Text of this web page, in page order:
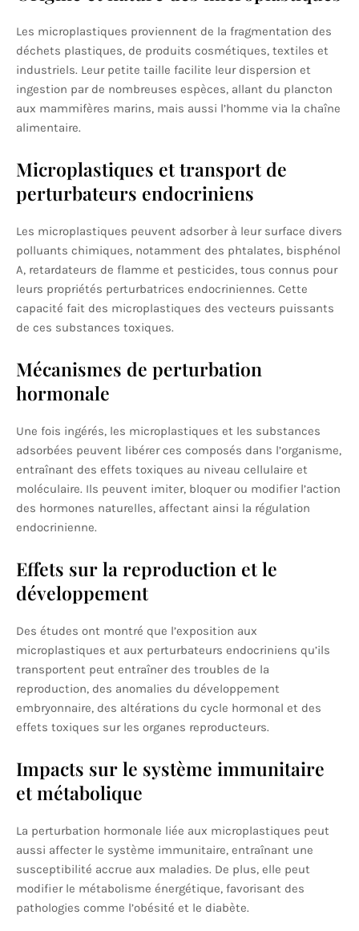
Les microplastiques proviennent de la fragmentation des
déchets plastiques, de produits cosmétiques, textiles et
industriels. Leur petite taille facilite leur dispersion et
ingestion par de nombreuses espèces, allant du plancton
aux mammifères marins, mais aussi l’homme via la chaîne
alimentaire.
Microplastiques et transport de
perturbateurs endocriniens
Les microplastiques peuvent adsorber à leur surface divers
polluants chimiques, notamment des phtalates, bisphénol
A, retardateurs de flamme et pesticides, tous connus pour
leurs propriétés perturbatrices endocriniennes. Cette
capacité fait des microplastiques des vecteurs puissants
de ces substances toxiques.
Mécanismes de perturbation
hormonale
Une fois ingérés, les microplastiques et les substances
adsorbées peuvent libérer ces composés dans l’organisme,
entraînant des effets toxiques au niveau cellulaire et
moléculaire. Ils peuvent imiter, bloquer ou modifier l’action
des hormones naturelles, affectant ainsi la régulation
endocrinienne.
Effets sur la reproduction et le
développement
Des études ont montré que l’exposition aux
microplastiques et aux perturbateurs endocriniens qu’ils
transportent peut entraîner des troubles de la
reproduction, des anomalies du développement
embryonnaire, des altérations du cycle hormonal et des
effets toxiques sur les organes reproducteurs.
Impacts sur le système immunitaire
et métabolique
La perturbation hormonale liée aux microplastiques peut
aussi affecter le système immunitaire, entraînant une
susceptibilité accrue aux maladies. De plus, elle peut
modifier le métabolisme énergétique, favorisant des
pathologies comme l’obésité et le diabète.